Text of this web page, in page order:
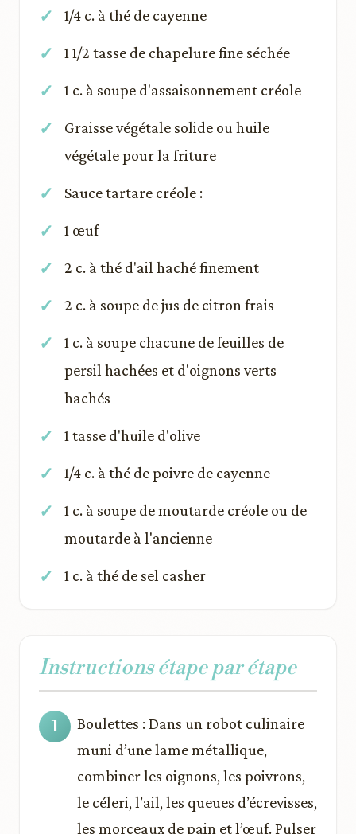
1/4 c. à thé de cayenne
1 1/2 tasse de chapelure fine séchée
1 c. à soupe d'assaisonnement créole
Graisse végétale solide ou huile
végétale pour la friture
Sauce tartare créole :
1 œuf
2 c. à thé d'ail haché finement
2 c. à soupe de jus de citron frais
1 c. à soupe chacune de feuilles de
persil hachées et d'oignons verts
hachés
1 tasse d'huile d'olive
1/4 c. à thé de poivre de cayenne
1 c. à soupe de moutarde créole ou de
moutarde à l'ancienne
1 c. à thé de sel casher
Instructions étape par étape
Boulettes : Dans un robot culinaire
muni d’une lame métallique,
combiner les oignons, les poivrons,
le céleri, l’ail, les queues d’écrevisses,
les morceaux de pain et l’œuf. Pulser